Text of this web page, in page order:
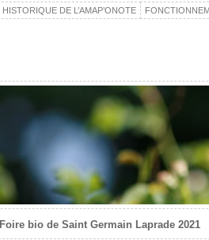
HISTORIQUE DE L’AMAP’ONOTE
Foire bio de Saint Germain Laprade 2021